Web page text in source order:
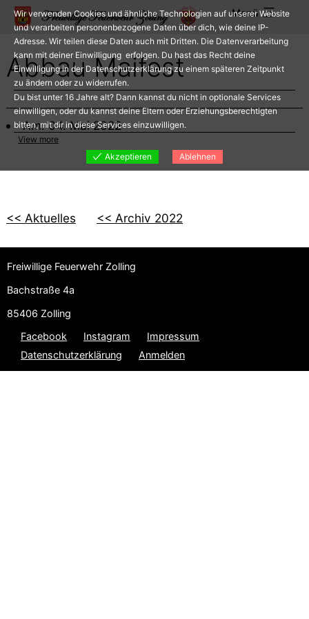
Zum
Inhalt
springen
Menü
Abbau Maifest
Am: 04. Mai 2022
<< Aktuelles << Archiv 2022
Freiwillige Feuerwehr Zolling
Bachstraße 4a
85406 Zolling
Facebook
Instagram
Impressum
Datenschutzerklärung
Anmelden
Wir verwenden Cookies und ähnliche Technologien auf unserer Website
und verarbeiten personenbezogene Daten über dich, wie deine IP-
Adresse. Wir teilen diese Daten auch mit Dritten. Die Datenverarbeitung
kann mit deiner Einwilligung erfolgen. Du hast das Recht deine
Einwilligung in der Datenschutzerklärung zu einem späteren Zeitpunkt
zu ändern oder zu widerrufen.
Du bist unter 16 Jahre alt? Dann kannst du nicht in optionale Services
einwilligen, oder du kannst deine Eltern oder Erziehungsberechtigten
bitten, mit dir in diese Services einzuwilligen.
View more
Akzeptieren
Ablehnen